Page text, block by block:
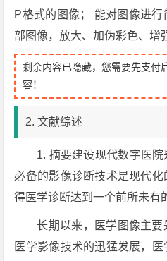
P格式的图像； 能对图像进
部图像，放大、加伪彩色、增
剩余内容已隐藏，您需要先支付
容！
2. 文献综述
1. 摘要建设现代数字医
必备的影像诊断技术是现代
得医学诊断达到一个前所未有
长期以来，医学图像主
医学影像技术的迅猛发展，